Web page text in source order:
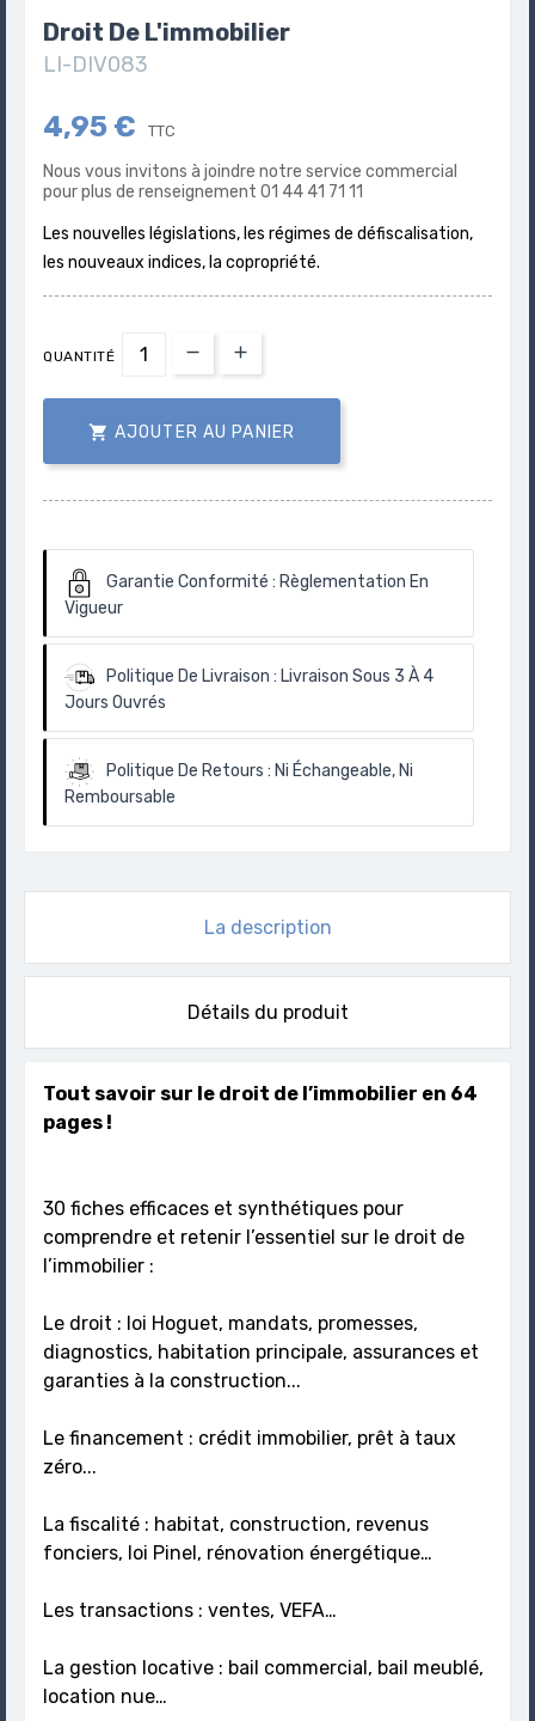
Droit De L'immobilier
LI-DIV083
4,95 € TTC
Nous vous invitons à joindre notre service commercial
pour plus de renseignement 01 44 41 71 11
Les nouvelles législations, les régimes de défiscalisation,
les nouveaux indices, la copropriété.
QUANTITÉ
 AJOUTER AU PANIER
Garantie Conformité : Règlementation En
Vigueur
Politique De Livraison : Livraison Sous 3 À 4
Jours Ouvrés
Politique De Retours : Ni Échangeable, Ni
Remboursable
La description
Détails du produit
Tout savoir sur le droit de l’immobilier en 64
pages !
30 fiches efficaces et synthétiques pour
comprendre et retenir l’essentiel sur le droit de
l’immobilier :
Le droit : loi Hoguet, mandats, promesses,
diagnostics, habitation principale, assurances et
garanties à la construction...
Le financement : crédit immobilier, prêt à taux
zéro...
La fiscalité : habitat, construction, revenus
fonciers, loi Pinel, rénovation énergétique…
Les transactions : ventes, VEFA…
La gestion locative : bail commercial, bail meublé,
location nue…